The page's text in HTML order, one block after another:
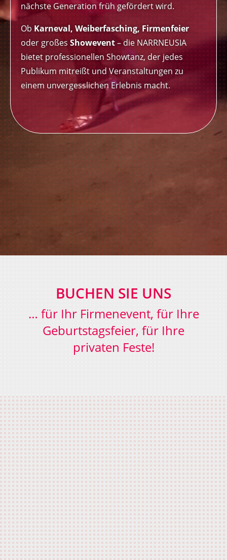
nächste Generation früh gefördert wird.
Ob Karneval, Weiberfasching, Firmenfeier
oder großesShowevent– die NARRNEUSIA
bietet professionellen Showtanz, der jedes
Publikum mitreißt und Veranstaltungen zu
einem unvergesslichen Erlebnis macht.
BUCHEN SIE UNS
… für Ihr Firmenevent, für Ihre
Geburtstagsfeier, für Ihre
privaten Feste!